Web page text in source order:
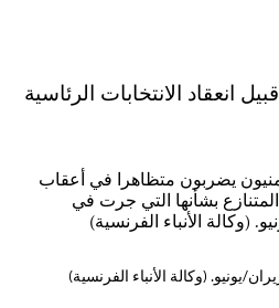
انعقاد الانتخابات الرئاسية
يونيو. ‏‏(وكالة الأنباء الفرنسية)‏